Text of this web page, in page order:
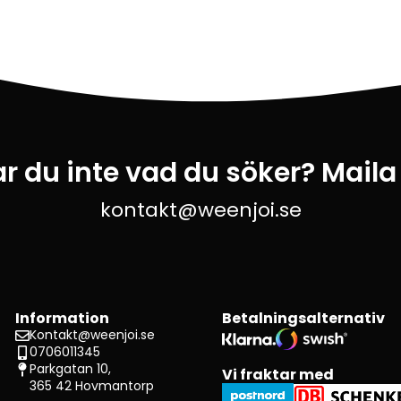
du inte vad du söker?
kontakt@weenjoi.se
Information
Kontakt@weenjoi.se
0706011345
Parkgatan 10,
365 42 Hovmantorp
Betalningsalternativ
Vi fraktar med